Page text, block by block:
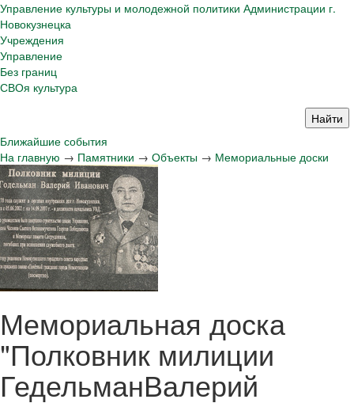
Управление культуры и молодежной политики Администрации г.
Новокузнецка
Учреждения
Управление
Без границ
СВОя культура
Ближайшие события
На главную → Памятники → Объекты → Мемориальные доски
Мемориальная доска
"Полковник милиции
ГедельманВалерий